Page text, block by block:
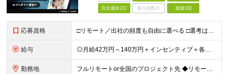
完全週休2日 賞与複数月 面接1回
応募資格 □リモート／出社の頻度も自由に選べる □選考は役員とWeb面談1回のみ □学歴不問／第二新卒歓迎／ブランクOK 【応募条件】 ◎ITエンジニアの実務経験1年以上をお持ちの方 └言語・業界・ジャンル不
給与 ◎月給42万円～140万円＋インセンティブ＋各種手当 ・エンジニア平均年収640万円 ・入社したエンジニア全員年収UP！平均180万円UP！ ・還元率80~95%！平均還元率86.9% ・単価連動型⇒
勤務地 フルリモートor全国のプロジェクト先 ◆リモート実施率93%（リモート／出社の頻度も自分で選べる） ◆UIターン歓迎！転勤なし ※(変更の範囲)上記を除く当社関連勤務地 ＼独立した評価機関による評価